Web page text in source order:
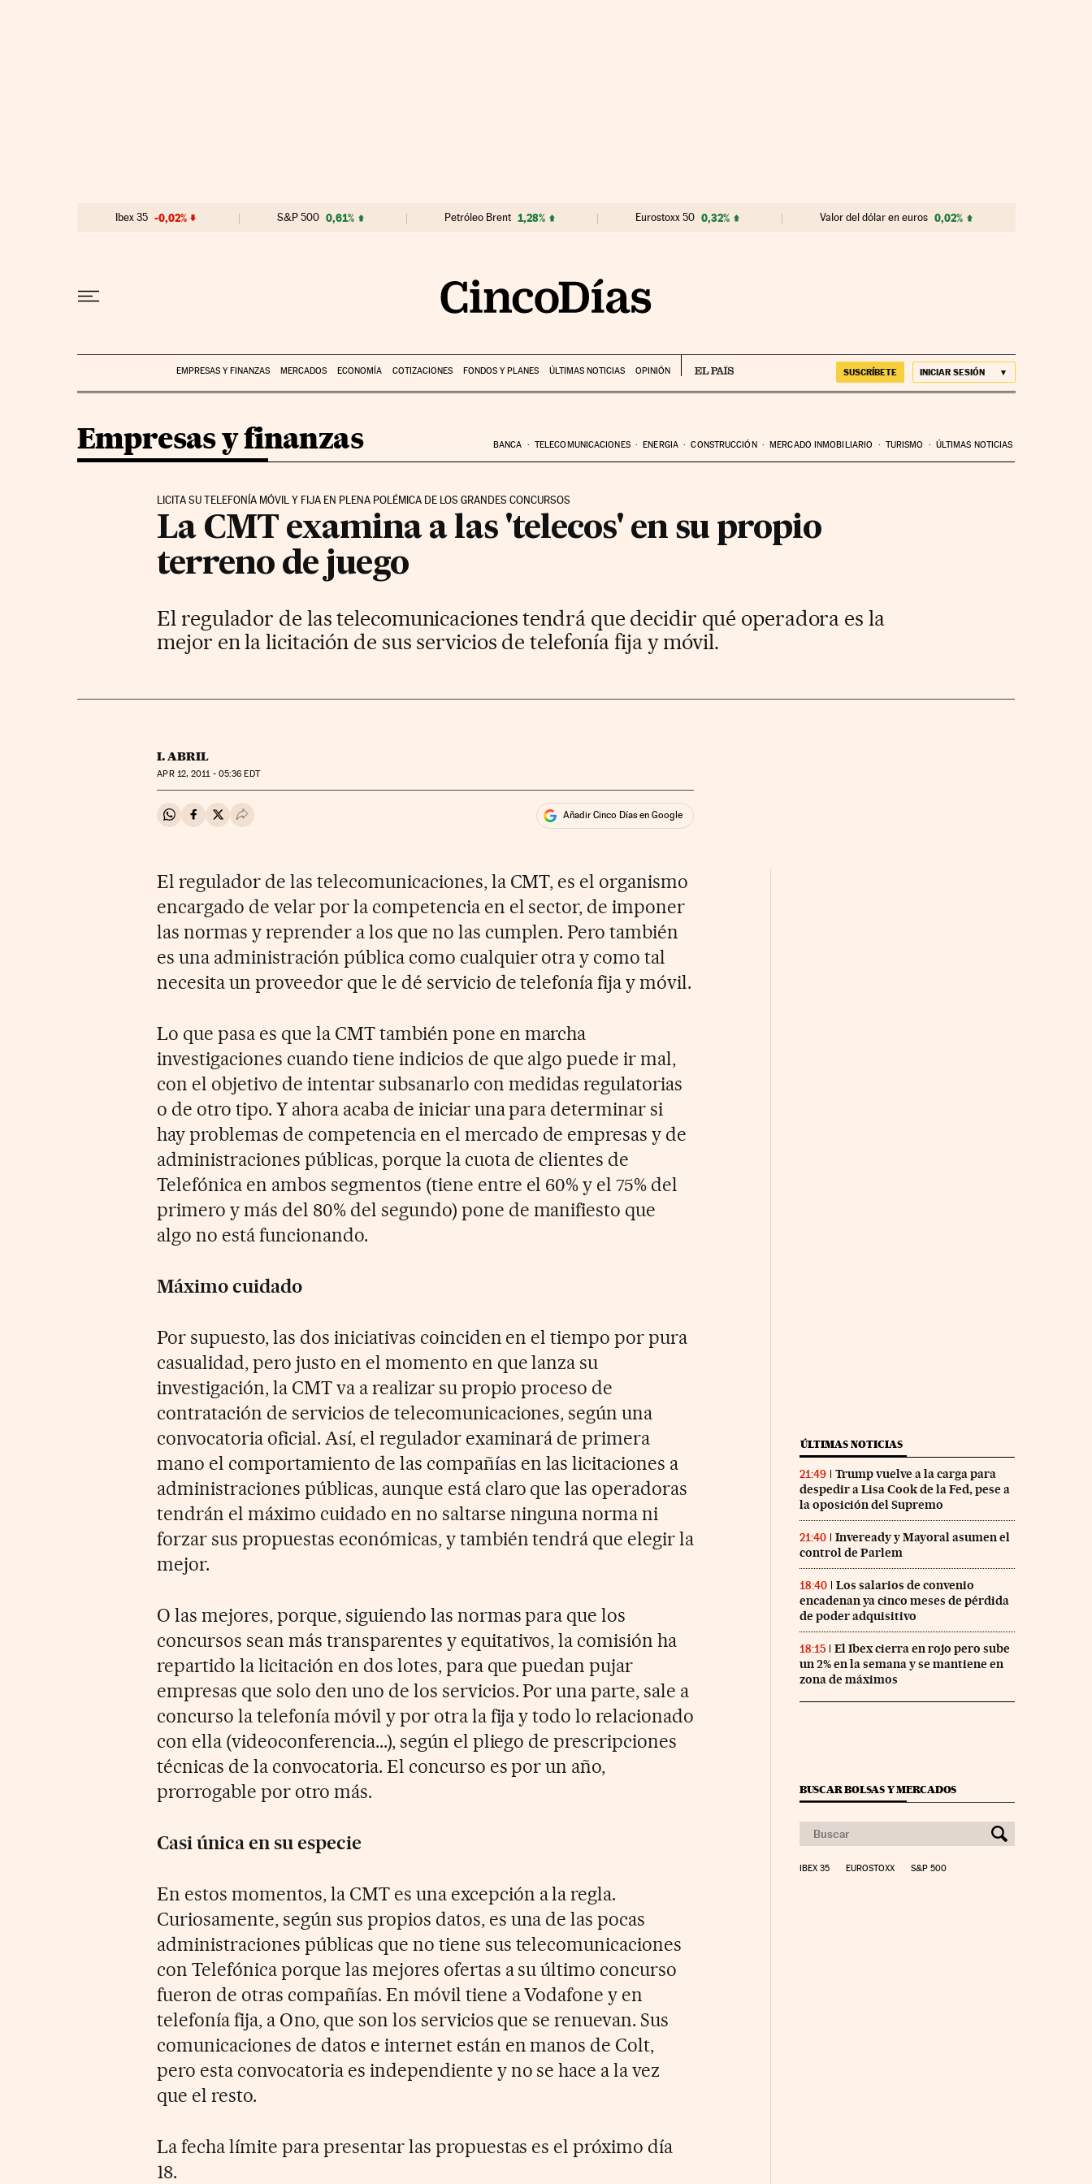
Ibex 35 -0,02% S&P 500 0,61% Petróleo Brent 1,28% Eurostoxx 50 0,32% Valor del dólar en euros 0,02%
EMPRESAS Y FINANZAS MERCADOS ECONOMÍA COTIZACIONES FONDOS Y PLANES ÚLTIMAS NOTICIAS OPINIÓN SUSCRÍBETE INICIAR SESIÓN
Empresas y finanzas BANCA TELECOMUNICACIONES ENERGIA CONSTRUCCIÓN MERCADO INMOBILIARIO TURISMO ÚLTIMAS NOTICIAS
LICITA SU TELEFONÍA MÓVIL Y FIJA EN PLENA POLÉMICA DE LOS GRANDES CONCURSOS
La CMT examina a las 'telecos' en su propio
terreno de juego
El regulador de las telecomunicaciones tendrá que decidir qué operadora es la
mejor en la licitación de sus servicios de telefonía fija y móvil.
I. ABRIL
APR12, 2011 - 05:36 EDT
Compartir en Whatsapp
Compartir en Facebook
Compartir en Twitter
Desplegar Redes Sociales Añadir Cinco Días en Google
El regulador de las telecomunicaciones, la CMT, es el organismo
encargado de velar por la competencia en el sector, de imponer
las normas y reprender a los que no las cumplen. Pero también
es una administración pública como cualquier otra y como tal
necesita un proveedor que le dé servicio de telefonía fija y móvil.
Lo que pasa es que la CMT también pone en marcha
investigaciones cuando tiene indicios de que algo puede ir mal,
con el objetivo de intentar subsanarlo con medidas regulatorias
o de otro tipo. Y ahora acaba de iniciar una para determinar si
hay problemas de competencia en el mercado de empresas y de
administraciones públicas, porque la cuota de clientes de
Telefónica en ambos segmentos (tiene entre el 60% y el 75% del
primero y más del 80% del segundo) pone de manifiesto que
algo no está funcionando.
Máximo cuidado
Por supuesto, las dos iniciativas coinciden en el tiempo por pura
casualidad, pero justo en el momento en que lanza su
investigación, la CMT va a realizar su propio proceso de
contratación de servicios de telecomunicaciones, según una
convocatoria oficial. Así, el regulador examinará de primera
mano el comportamiento de las compañías en las licitaciones a
administraciones públicas, aunque está claro que las operadoras
tendrán el máximo cuidado en no saltarse ninguna norma ni
forzar sus propuestas económicas, y también tendrá que elegir la
mejor.
O las mejores, porque, siguiendo las normas para que los
concursos sean más transparentes y equitativos, la comisión ha
repartido la licitación en dos lotes, para que puedan pujar
empresas que solo den uno de los servicios. Por una parte, sale a
concurso la telefonía móvil y por otra la fija y todo lo relacionado
con ella (videoconferencia...), según el pliego de prescripciones
técnicas de la convocatoria. El concurso es por un año,
prorrogable por otro más.
Casi única en su especie
En estos momentos, la CMT es una excepción a la regla.
Curiosamente, según sus propios datos, es una de las pocas
administraciones públicas que no tiene sus telecomunicaciones
con Telefónica porque las mejores ofertas a su último concurso
fueron de otras compañías. En móvil tiene a Vodafone y en
telefonía fija, a Ono, que son los servicios que se renuevan. Sus
comunicaciones de datos e internet están en manos de Colt,
pero esta convocatoria es independiente y no se hace a la vez
que el resto.
La fecha límite para presentar las propuestas es el próximo día
18.
ÚLTIMAS NOTICIAS
21:49
Trump vuelve a la carga para
despedir a Lisa Cook de la Fed, pese a
la oposición del Supremo
21:40
Inveready y Mayoral asumen el
control de Parlem
18:40
Los salarios de convenio
encadenan ya cinco meses de pérdida
de poder adquisitivo
18:15
El Ibex cierra en rojo pero sube
un 2% en la semana y se mantiene en
zona de máximos
BUSCAR BOLSAS Y MERCADOS
IBEX 35 EUROSTOXX S&P 500